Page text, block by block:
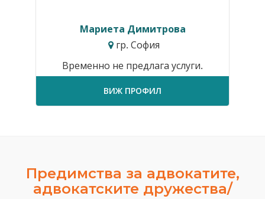
Мариета Димитрова
гр. София
Временно не предлага услуги.
ВИЖ ПРОФИЛ
Предимства за адвокатите,
адвокатските дружества/